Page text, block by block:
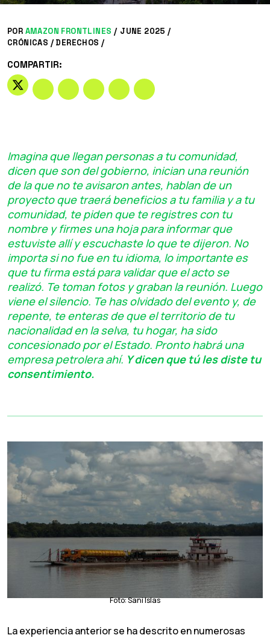
POR AMAZON FRONTLINES / JUNE 2025 /
CRÓNICAS /DERECHOS /
COMPARTIR:
Imagina que llegan personas a tu comunidad,
dicen que son del gobierno, inician una reunión
de la que no te avisaron antes, hablan de un
proyecto que traerá beneficios a tu familia y a tu
comunidad, te piden que te registres con tu
nombre y firmes una hoja para informar que
estuviste allí y escuchaste lo que te dijeron. No
importa si no fue en tu idioma, lo importante es
que tu firma está para validar que el acto se
realizó. Te toman fotos y graban la reunión. Luego
viene el silencio. Te has olvidado del evento y, de
repente, te enteras de que el territorio de tu
nacionalidad en la selva, tu hogar, ha sido
concesionado por el Estado. Pronto habrá una
empresa petrolera ahí. Y dicen que tú les diste tu
consentimiento.
Foto: Sani Islas
La experiencia anterior se ha descrito en numerosas